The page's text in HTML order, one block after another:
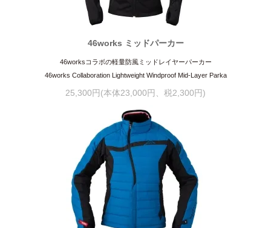
46works ミッドパーカー
46worksコラボの軽量防風ミッドレイヤーパーカー
46works Collaboration Lightweight Windproof Mid-Layer Parka
25,300円(本体23,000円、税2,300円)